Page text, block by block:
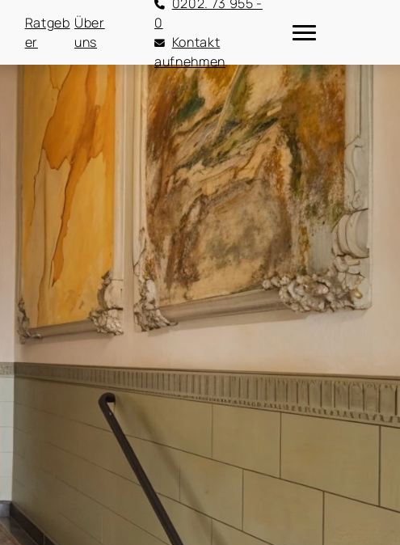
Ratgeb
er
Über
uns
0
Kontakt
aufnehmen